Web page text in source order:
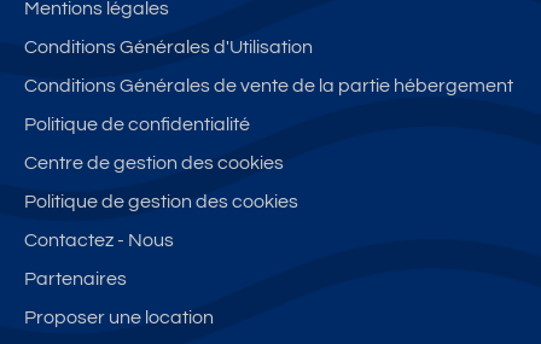
Mentions légales
Conditions Générales d'Utilisation
Conditions Générales de vente de la partie hébergement
Politique de confidentialité
Centre de gestion des cookies
Politique de gestion des cookies
Contactez - Nous
Partenaires
Proposer une location